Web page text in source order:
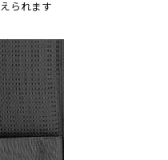
られます